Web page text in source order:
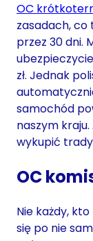
OC
zasadach, co
przez 30 dni.
zł. Jednak
samochód
naszym
wykupić
OC
Nie każdy,
się po nie